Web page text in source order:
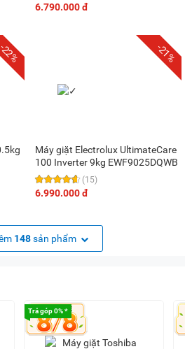
6.790.000 đ
-21%
Máy giặt Electrolux UltimateCare
100 Inverter 9kg EWF9025DQWB
(15)
6.990.000 đ
148sản phẩm
Trả góp 0% *